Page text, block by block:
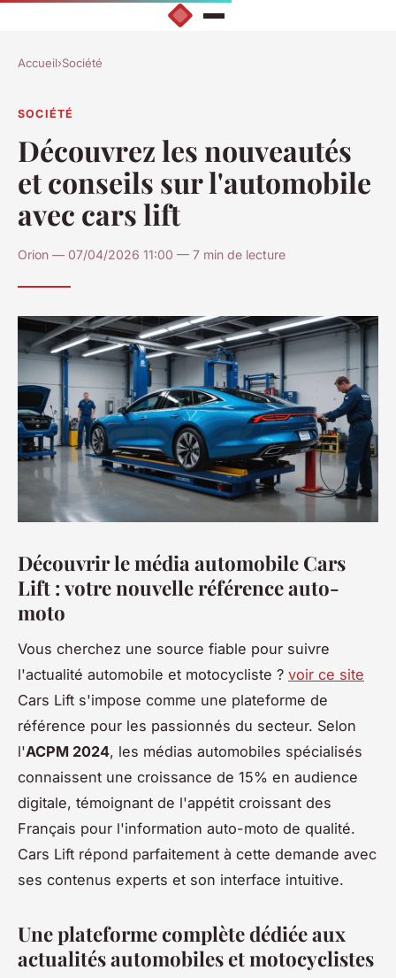
Accueil›Société
SOCIÉTÉ
Découvrez les nouveautés
et conseils sur l'automobile
avec cars lift
Orion — 07/04/2026 11:00 — 7 min de lecture
Découvrir le média automobile Cars
Lift : votre nouvelle référence auto-
moto
Vous cherchez une source fiable pour suivre
l'actualité automobile et motocycliste ? voir ce site
Cars Lift s'impose comme une plateforme de
référence pour les passionnés du secteur. Selon
l'ACPM 2024, les médias automobiles spécialisés
connaissent une croissance de 15% en audience
digitale, témoignant de l'appétit croissant des
Français pour l'information auto-moto de qualité.
Cars Lift répond parfaitement à cette demande avec
ses contenus experts et son interface intuitive.
Une plateforme complète dédiée aux
actualités automobiles et motocyclistes